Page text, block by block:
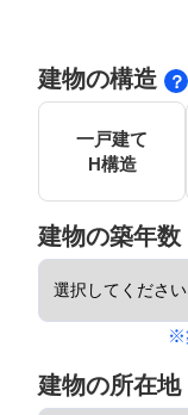
建物の構造
一戸建て
H構造
建物の築年数
※
建物の所在地